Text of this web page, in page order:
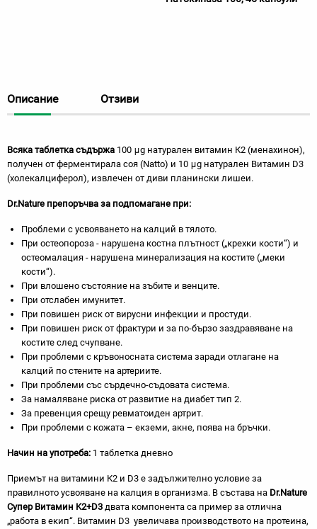
Описание Отзиви
Всяка таблетка съдържа 100 μg натурален витамин К2 (менахинон),
получен от ферментирала соя (Natto) и 10 μg натурален Витамин D3
(холекалциферол), извлечен от диви планински лишеи.
Dr.Nature препоръчва за подпомагане при:
Проблеми с усвояването на калций в тялото.
При остеопороза - нарушена костна плътност („крехки кости“) и
остеомалация - нарушена минерализация на костите („меки
кости“).
При влошено състояние на зъбите и венците.
При отслабен имунитет.
При повишен риск от вирусни инфекции и простуди.
При повишен риск от фрактури и за по-бързо заздравяване на
костите след счупване.
При проблеми с кръвоносната система заради отлагане на
калций по стените на артериите.
При проблеми със сърдечно-съдовата система.
За намаляване риска от развитие на диабет тип 2.
За превенция срещу ревматоиден артрит.
При проблеми с кожата – екземи, акне, поява на бръчки.
Начин на употреба: 1 таблетка дневно
Приемът на витамини К2 и D3 е задължително условие за
правилното усвояване на калция в организма. В състава на Dr.Nature
Супер Витамин K2+D3 двата компонента са пример за отлична
„работа в екип“. Витамин D3 увеличава производството на протеина,